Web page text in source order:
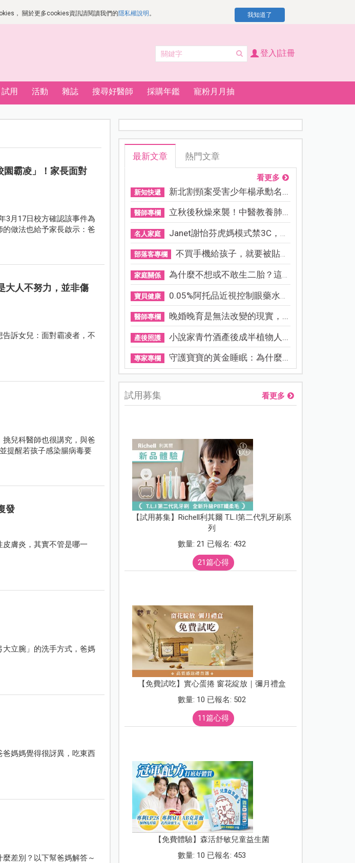
， 關於更多cookies資訊請閱讀我們的隱私權說明 。 我知道了
登入|註冊
試用 活動 雜誌 搜尋好醫師 採購年鑑 寵粉月月抽
園霸凌」！家長面對
3月17日校方確認該事件為
的做法也給予家長啟示：爸
大人不努力，並非傷
訴女兒：面對霸凌者，不
兒科醫師也很講究，與爸
提醒若孩子感染腸病毒要
發
膚炎，其實不管是哪一
立腕」的洗手方式，爸媽
媽媽覺得很訝異，吃東西
差別？以下幫爸媽解答～
最新文章 熱門文章
看更多
新知快遞 新北割頸案受害少年楊承勳名...
醫師專欄 立秋後秋燥來襲！中醫教養肺...
名人家庭 Janet謝怡芬虎媽模式禁3C，看...
部落客專欄 不買手機給孩子，就要被貼「...
家庭關係 為什麼不想或不敢生二胎？這8...
寶貝健康 0.05%阿托品近視控制眼藥水納...
醫師專欄 晚婚晚育是無法改變的現實，...
產後照護 小說家青竹酒產後成半植物人...
專家專欄 守護寶寶的黃金睡眠：為什麼...
試用募集 看更多
【試用募集】Richell利其爾 T.L.I第二代乳牙刷系
列
數量: 21 已報名: 432
21篇心得
【免費試吃】實心蛋捲 窗花綻放｜彌月禮盒
數量: 10 已報名: 502
11篇心得
【免費體驗】森活舒敏兒童益生菌
數量: 10 已報名: 453